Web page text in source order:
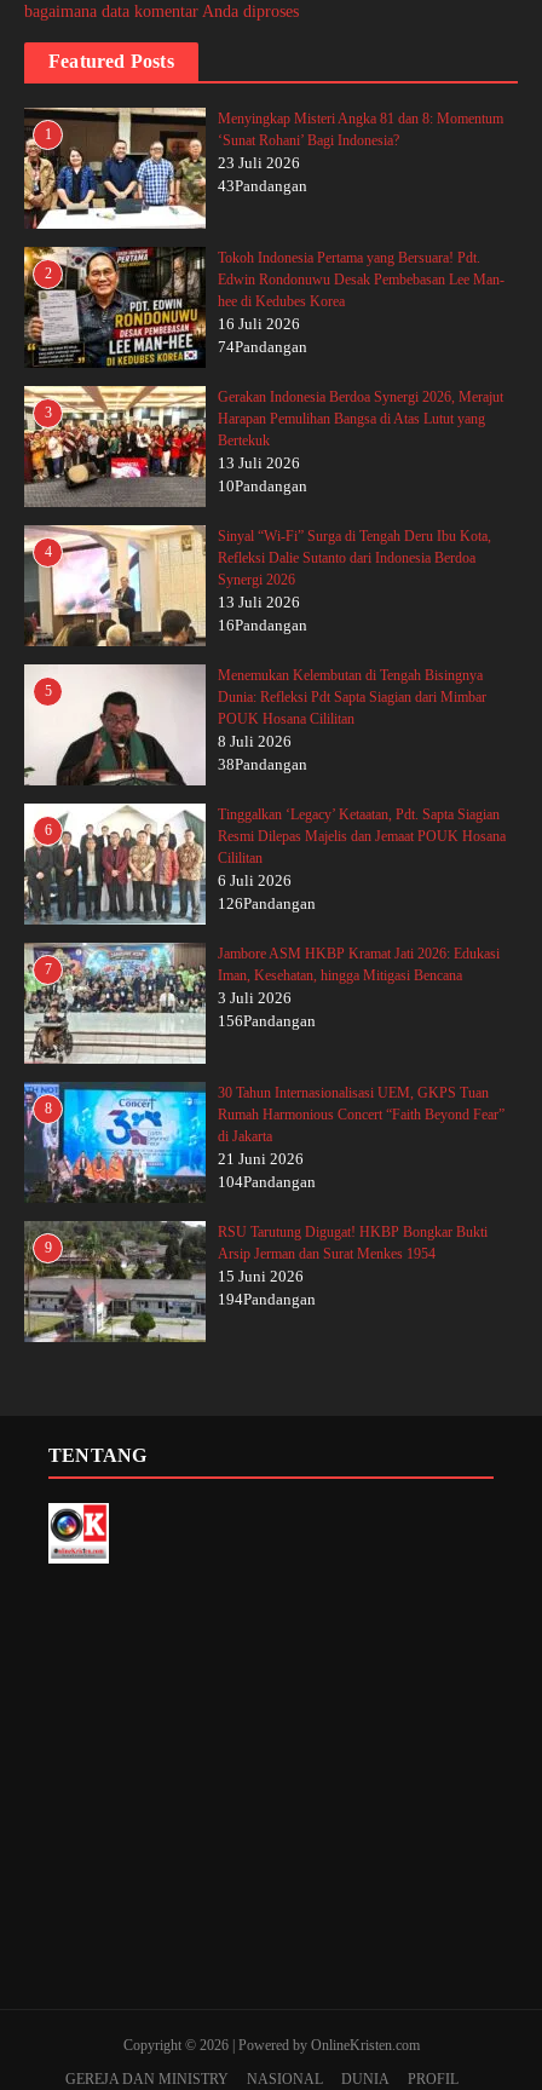
bagaimana data komentar Anda diproses
Featured Posts
1
Menyingkap Misteri Angka 81 dan 8: Momentum
‘Sunat Rohani’ Bagi Indonesia?
23 Juli 2026
43Pandangan
2
Tokoh Indonesia Pertama yang Bersuara! Pdt.
Edwin Rondonuwu Desak Pembebasan Lee Man-
hee di Kedubes Korea
16 Juli 2026
74Pandangan
3
Gerakan Indonesia Berdoa Synergi 2026, Merajut
Harapan Pemulihan Bangsa di Atas Lutut yang
Bertekuk
13 Juli 2026
10Pandangan
4
Sinyal “Wi-Fi” Surga di Tengah Deru Ibu Kota,
Refleksi Dalie Sutanto dari Indonesia Berdoa
Synergi 2026
13 Juli 2026
16Pandangan
5
Menemukan Kelembutan di Tengah Bisingnya
Dunia: Refleksi Pdt Sapta Siagian dari Mimbar
POUK Hosana Cililitan
8 Juli 2026
38Pandangan
6
Tinggalkan ‘Legacy’ Ketaatan, Pdt. Sapta Siagian
Resmi Dilepas Majelis dan Jemaat POUK Hosana
Cililitan
6 Juli 2026
126Pandangan
7
Jambore ASM HKBP Kramat Jati 2026: Edukasi
Iman, Kesehatan, hingga Mitigasi Bencana
3 Juli 2026
156Pandangan
8
30 Tahun Internasionalisasi UEM, GKPS Tuan
Rumah Harmonious Concert “Faith Beyond Fear”
di Jakarta
21 Juni 2026
104Pandangan
9
RSU Tarutung Digugat! HKBP Bongkar Bukti
Arsip Jerman dan Surat Menkes 1954
15 Juni 2026
194Pandangan
TENTANG
Copyright © 2026 | Powered by OnlineKristen.com
GEREJA DAN MINISTRY
NASIONAL DUNIA PROFIL